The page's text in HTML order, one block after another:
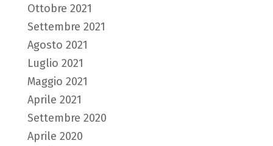
Ottobre 2021
Settembre 2021
Agosto 2021
Luglio 2021
Maggio 2021
Aprile 2021
Settembre 2020
Aprile 2020